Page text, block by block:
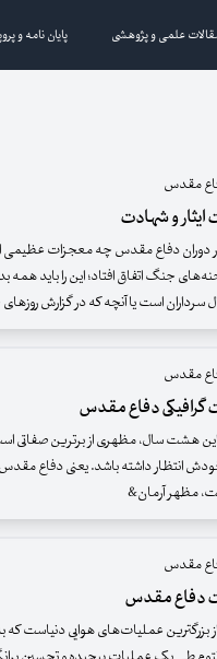
علمی و پژوهشی پایان نامه و
مقدس
ایثار و شهادت
دوران دفاع مقدس چه معجزات عظیمی
جنگ اتفاق افتاد؛ این را باید همه
سرداران است یا آنچه که در گزارش
مقدس
گرافیکی دفاع مقدس
هشت سال، مظهری از برترین صفاتی
خودش انتظار داشته باشد. یعنی دفاع
مظهر آرمان‌‌‌‌‌‌‌‌&
مقدس
دفاع مقدس
«اچ_ ۳» یکی از بزرگترین عملیات‌های هوایی